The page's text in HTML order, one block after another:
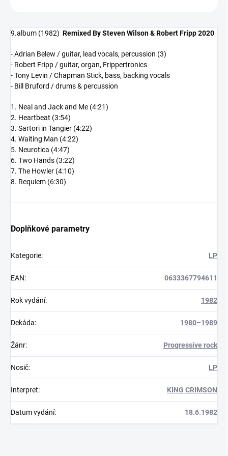
9.album (1982) Remixed By Steven Wilson & Robert Fripp 2020
- Adrian Belew / guitar, lead vocals, percussion (3)
- Robert Fripp / guitar, organ, Frippertronics
- Tony Levin / Chapman Stick, bass, backing vocals
- Bill Bruford / drums & percussion
1. Neal and Jack and Me (4:21)
2. Heartbeat (3:54)
3. Sartori in Tangier (4:22)
4. Waiting Man (4:22)
5. Neurotica (4:47)
6. Two Hands (3:22)
7. The Howler (4:10)
8. Requiem (6:30)
Doplňkové parametry
Kategorie: LP
EAN: 0633367794611
Rok vydání: 1982
Dekáda: 1980–1989
Žánr: Progressive rock
Nosič: LP
Interpret: KING CRIMSON
Datum vydání: 18.6.1982